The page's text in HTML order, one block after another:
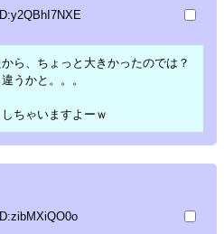
ら、ちょっと大きかったのでは？
うかと。。。
ちゃいますよーｗ